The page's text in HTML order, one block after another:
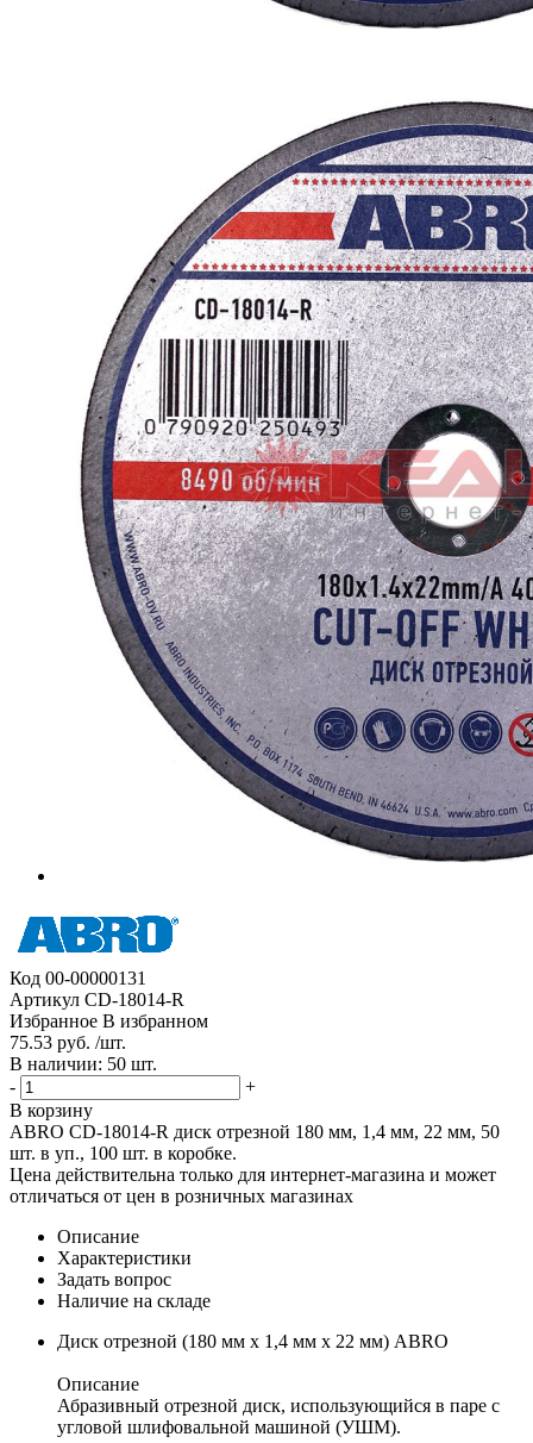
Код 00-00000131
Артикул CD-18014-R
Избранное В избранном
75.53 руб. /шт.
В наличии: 50 шт.
-
+
В корзину
АBRO CD-18014-R диск отрезной 180 мм, 1,4 мм, 22 мм, 50
шт. в уп., 100 шт. в коробке.
Цена действительна только для интернет-магазина и может
отличаться от цен в розничных магазинах
Описание
Характеристики
Задать вопрос
Наличие на складе
Диск отрезной (180 мм х 1,4 мм х 22 мм) ABRO
Описание
Абразивный отрезной диск, использующийся в паре с
угловой шлифовальной машиной (УШМ).